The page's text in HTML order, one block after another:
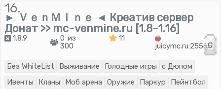
16.
► ＶｅｎＭｉｎｅ ◄ Креатив сервер
Донат >> mc-venmine.ru [1.8-1.16]
1.8.9
0 из
300
11
juicymc.ru:25565
0
Без WhiteList Выживание Голодные игры
с Дюпом
Ивенты
Кланы Моб арена Оружие Паркур
Пейнтбол